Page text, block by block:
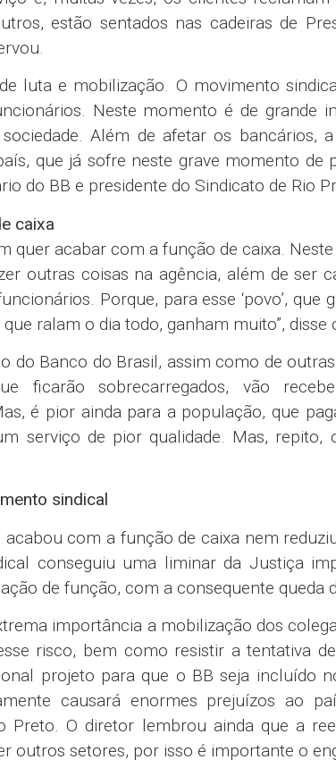
estão sentados nas cadeiras de
luta e mobilização. O movimento
Neste momento é de grande
Além de afetar os bancários,
que já sofre neste grave momento de
do BB e presidente do Sindicato de Rio
caixa
quer acabar com a função de caixa.
outras coisas na agência, além de ser
Porque, para esse ‘povo’,
ralam o dia todo, ganham muito”, disse
do Banco do Brasil, assim como de
ficarão sobrecarregados, vão
é pior ainda para a população, que
serviço de pior qualidade. Mas, repito,
sindical
com a função de caixa nem
conseguiu uma liminar da Justiça
de função, com a consequente queda
importância a mobilização dos
risco, bem como resistir a tentativa
projeto para que o BB seja incluído
causará enormes prejuízos ao
Preto. O diretor lembrou ainda que a
outros setores, por isso é importante o